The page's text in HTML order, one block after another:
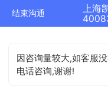
结束沟通
上海
因咨询量较大,如客服
电话咨询,谢谢!